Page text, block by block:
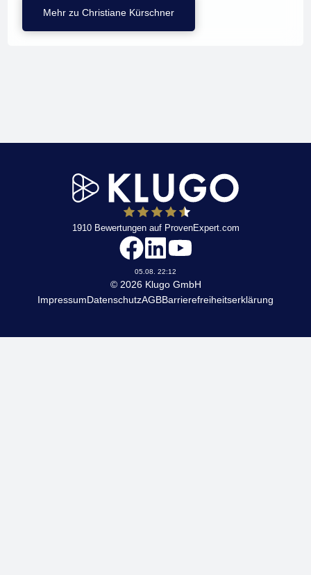
Mehr zu Christiane Kürschner
KLUGO
1910Bewertungen auf ProvenExpert.com
05.08. 22:12
© 2026 Klugo GmbH
ImpressumDatenschutzAGBBarrierefreiheitserklärung